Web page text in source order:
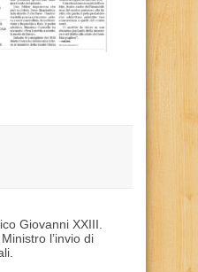
Giovanni XXIII.
l’invio di